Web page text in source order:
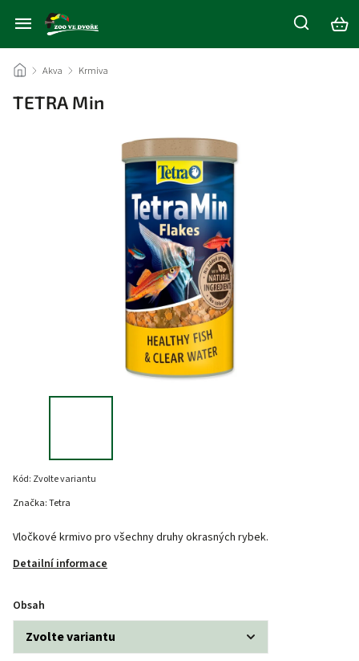
/ Akva / Krmiva
TETRA Min
Kód: Zvolte variantu
Vločkové krmivo pro všechny druhy okrasných rybek.
Detailní informace
Značka:Tetra
Obsah